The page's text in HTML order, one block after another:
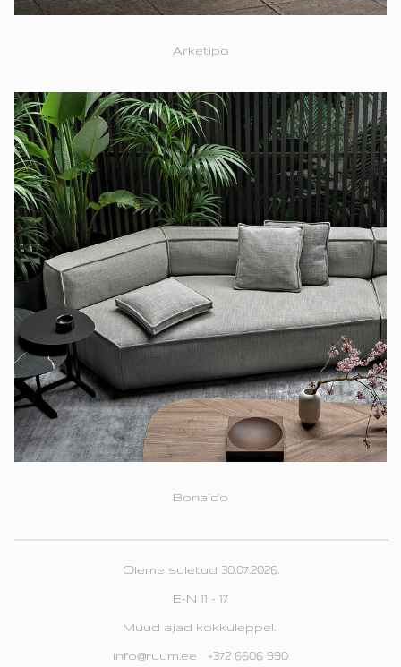
Arketipo
Bonaldo
Oleme suletud 30.07.2026.
E-N 11 - 17
Muud ajad kokkuleppel.
info@ruum.ee +372 6606 990